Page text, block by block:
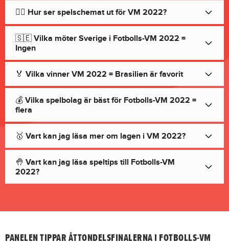
🤷‍♀️ Hur ser spelschemat ut för VM 2022?
🇸🇪 Vilka möter Sverige i Fotbolls-VM 2022 =
Ingen
🏅 Vilka vinner VM 2022 = Brasilien är favorit
💰 Vilka spelbolag är bäst för Fotbolls-VM 2022 =
flera
🥇 Vart kan jag läsa mer om lagen i VM 2022?
🤚 Vart kan jag läsa speltips till Fotbolls-VM
2022?
PANELEN TIPPAR ÅTTONDELSFINALERNA I FOTBOLLS-VM